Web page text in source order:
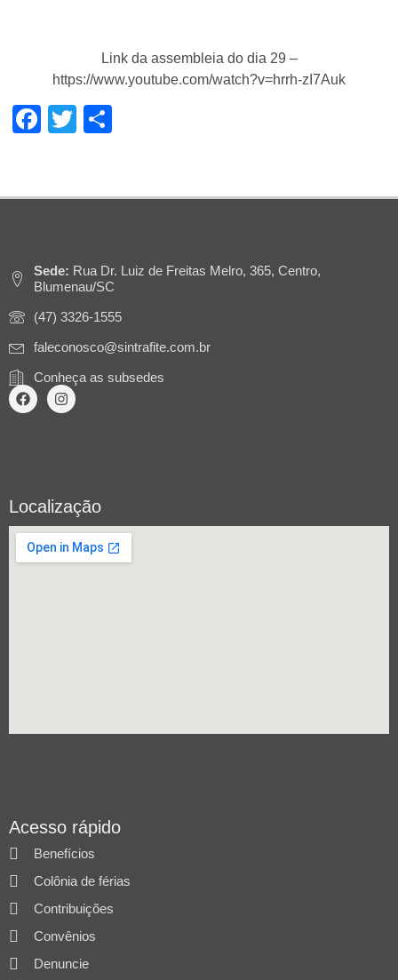
Link da assembleia do dia 29 –
https://www.youtube.com/watch?v=hrrh-zI7Auk
Facebook
Twitter
Sede: Rua Dr. Luiz de Freitas Melro, 365, Centro,
Blumenau/SC
(47) 3326-1555
faleconosco@sintrafite.com.br
Conheça as subsedes
Localização
Acesso rápido
Benefícios
Colônia de férias
Contribuições
Convênios
Denuncie